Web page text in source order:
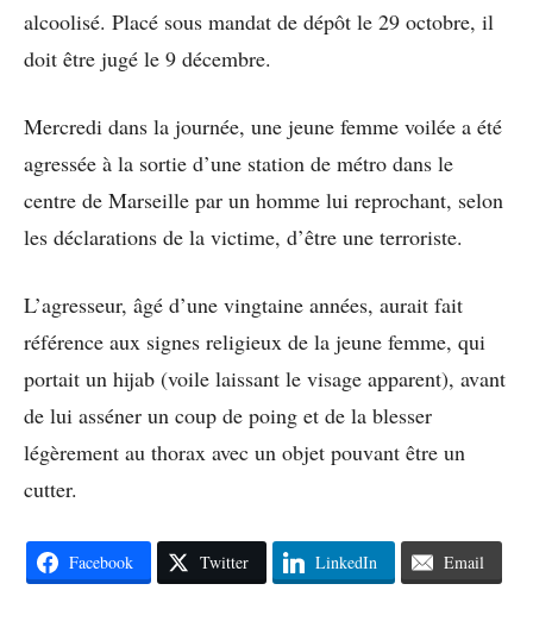
alcoolisé. Placé sous mandat de dépôt le 29 octobre, il
doit être jugé le 9 décembre.
Mercredi dans la journée, une jeune femme voilée a été
agressée à la sortie d’une station de métro dans le
centre de Marseille par un homme lui reprochant, selon
les déclarations de la victime, d’être une terroriste.
L’agresseur, âgé d’une vingtaine années, aurait fait
référence aux signes religieux de la jeune femme, qui
portait un hijab (voile laissant le visage apparent), avant
de lui asséner un coup de poing et de la blesser
légèrement au thorax avec un objet pouvant être un
cutter.
Facebook Twitter LinkedIn Email